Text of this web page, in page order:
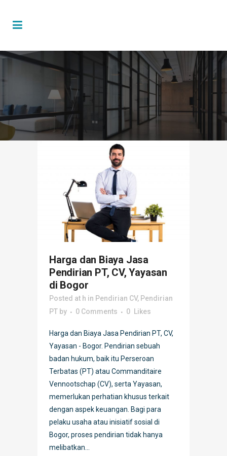
Harga dan Biaya Jasa
Pendirian PT, CV, Yayasan
di Bogor
Posted at h in Pendirian CV, Pendirian
PT by 0 Comments 0 Likes
Harga dan Biaya Jasa Pendirian PT, CV,
Yayasan - Bogor. Pendirian sebuah
badan hukum, baik itu Perseroan
Terbatas (PT) atau Commanditaire
Vennootschap (CV), serta Yayasan,
memerlukan perhatian khusus terkait
dengan aspek keuangan. Bagi para
pelaku usaha atau inisiatif sosial di
Bogor, proses pendirian tidak hanya
melibatkan...